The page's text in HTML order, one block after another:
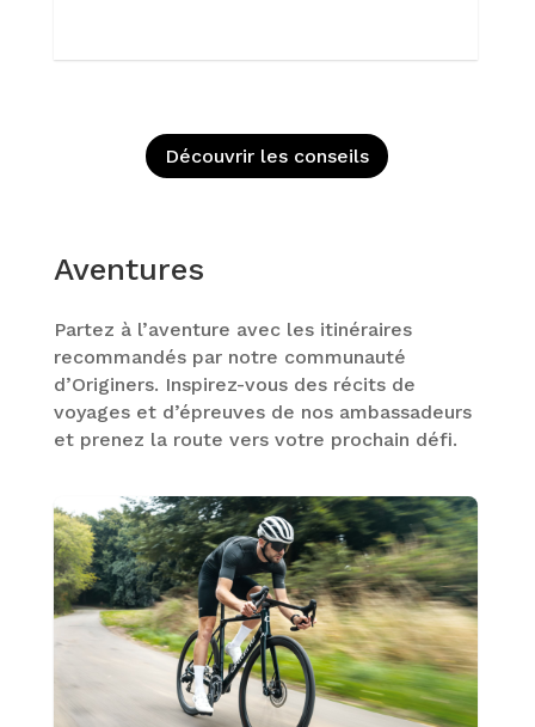
Découvrir les conseils
Aventures
Partez à l’aventure avec les itinéraires
recommandés par notre communauté
d’Originers. Inspirez-vous des récits de
voyages et d’épreuves de nos ambassadeurs
et prenez la route vers votre prochain défi.